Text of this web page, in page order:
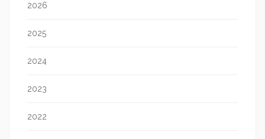
2026
2025
2024
2023
2022